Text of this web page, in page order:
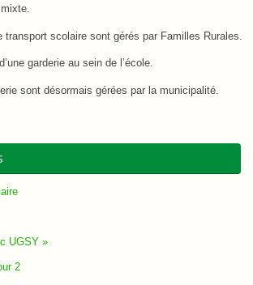
transport scolaire sont gérés par Familles Rurales.
garderie au sein de l’école.
sont désormais gérées par la municipalité.
UGSY »
2